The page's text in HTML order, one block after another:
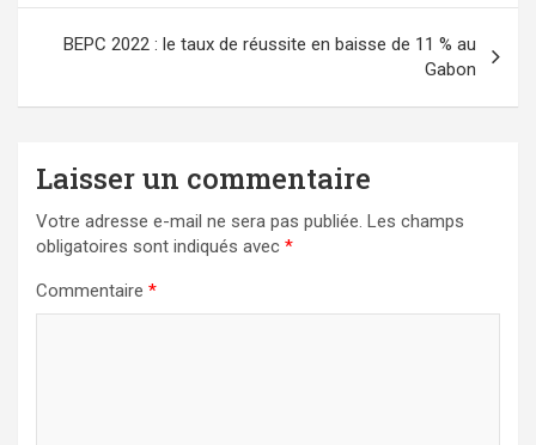
BEPC 2022 : le taux de réussite en baisse de 11 % au
Gabon
Laisser un commentaire
Votre adresse e-mail ne sera pas publiée. Les champs
obligatoires sont indiqués avec *
Commentaire *